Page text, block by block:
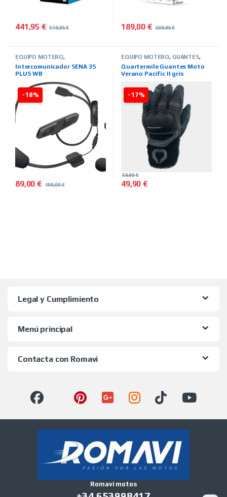
441,95€ 519,95€ 189,00€ 209,95€
-18%
EQUIPO MOTERO,
ON LINE,MARCAS,SENA
Intercomunicador SENA 3S
PLUS WB
89,00€ 109,00€
-17%
EQUIPO MOTERO, GUANTES,
LINE,MARCAS ,QUARTER MILE
Quartermile Guantes Moto
Verano Pacific II gris
49,90€
59,90€
Legal y Cumplimiento
Menú principal
Contacta con Romavi
Romavi motos